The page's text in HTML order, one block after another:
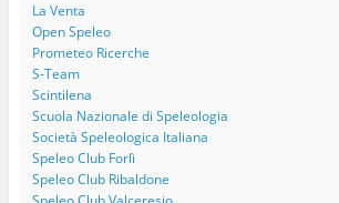
La Venta
Open Speleo
Prometeo Ricerche
S-Team
Scintilena
Scuola Nazionale di Speleologia
Società Speleologica Italiana
Speleo Club Forlì
Speleo Club Ribaldone